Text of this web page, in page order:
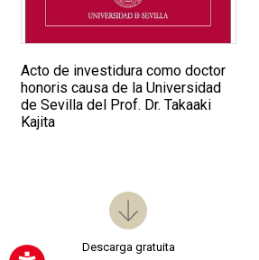
Acto de investidura como doctor
honoris causa de la Universidad
de Sevilla del Prof. Dr. Takaaki
Kajita
Descarga gratuita